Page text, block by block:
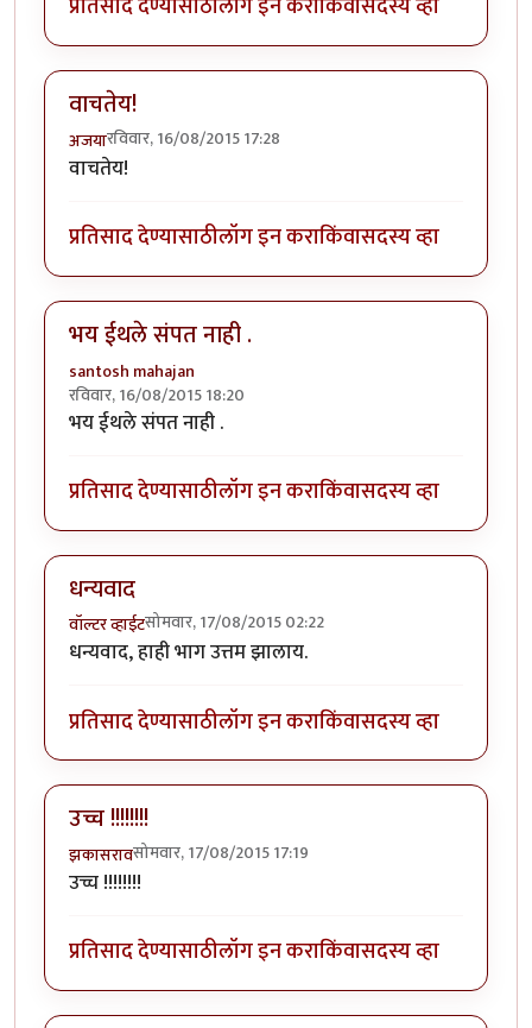
वाचतेय!
अजयारविवार, 16/08/2015 17:28
वाचतेय!
प्रतिसाद देण्यासाठीलॉग इन कराकिंवासदस्य व्हा
भय ईथले संपत नाही .
santosh mahajan
रविवार, 16/08/2015 18:20
भय ईथले संपत नाही .
प्रतिसाद देण्यासाठीलॉग इन कराकिंवासदस्य व्हा
धन्यवाद
वॉल्टर व्हाईटसोमवार, 17/08/2015 02:22
धन्यवाद, हाही भाग उत्तम झालाय.
प्रतिसाद देण्यासाठीलॉग इन कराकिंवासदस्य व्हा
उच्च !!!!!!!!
झकासरावसोमवार, 17/08/2015 17:19
उच्च !!!!!!!!
प्रतिसाद देण्यासाठीलॉग इन कराकिंवासदस्य व्हा